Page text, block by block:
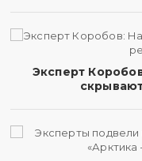
Эксперт